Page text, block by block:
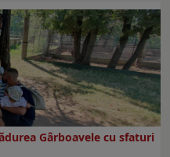
Gârboavele cu sfaturi